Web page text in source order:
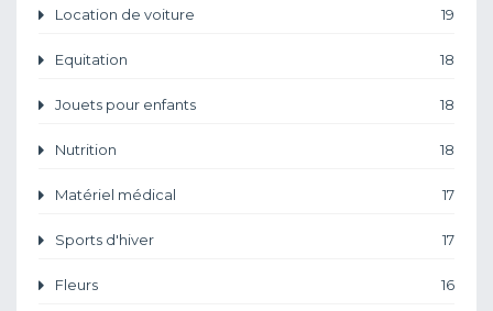
Location de voiture 19
Equitation 18
Jouets pour enfants 18
Nutrition 18
Matériel médical 17
Sports d'hiver 17
Fleurs 16